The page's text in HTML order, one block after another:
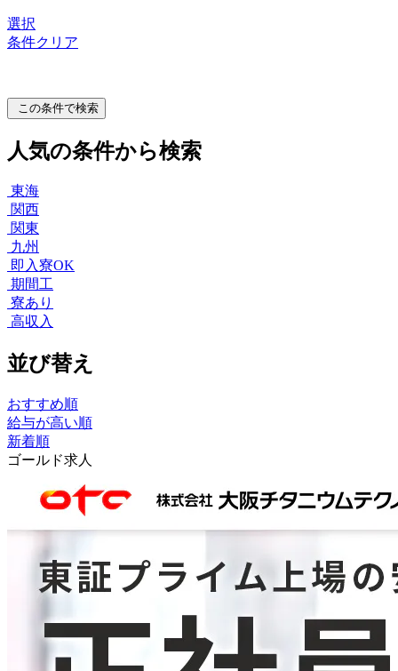
選択
条件クリア
この条件で検索
人気の条件から検索
東海
関西
関東
九州
即入寮OK
期間工
寮あり
高収入
並び替え
おすすめ順
給与が高い順
新着順
ゴールド求人